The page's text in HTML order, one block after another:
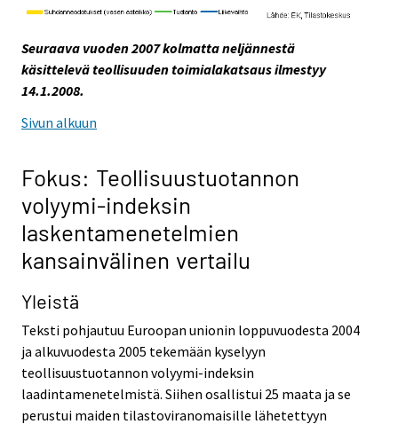
Seuraava vuoden 2007 kolmatta neljännestä
käsittelevä teollisuuden toimialakatsaus ilmestyy
14.1.2008.
Sivun alkuun
Fokus: Teollisuustuotannon
volyymi-indeksin
laskentamenetelmien
kansainvälinen vertailu
Yleistä
Teksti pohjautuu Euroopan unionin loppuvuodesta 2004
ja alkuvuodesta 2005 tekemään kyselyyn
teollisuustuotannon volyymi-indeksin
laadintamenetelmistä. Siihen osallistui 25 maata ja se
perustui maiden tilastoviranomaisille lähetettyyn